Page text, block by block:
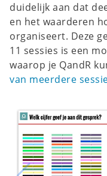
duidelijk aan dat
en het waarderen
organiseert. Deze
11 sessies is een
waarop je QandR
van meerdere